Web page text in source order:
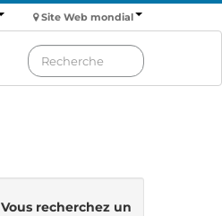
Site Web mondial
Vous recherchez un